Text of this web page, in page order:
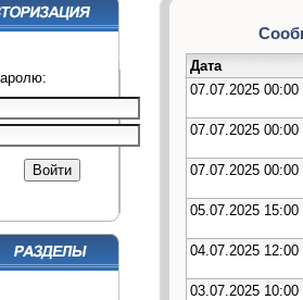
Дата
07.07.2025 00:00
07.07.2025 00:00
07.07.2025 00:00
05.07.2025 15:00
04.07.2025 12:00
03.07.2025 10:00